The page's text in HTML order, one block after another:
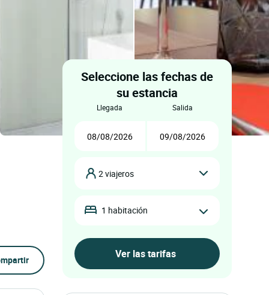
Seleccione las fechas de
su estancia
llegada salida
2 viajeros
1 habitación